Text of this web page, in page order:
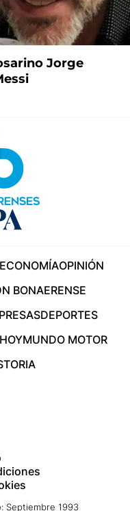
Jorge
ECONOMÍAOPINIÓN
BONAERENSE
DEPORTES
MUNDO MOTOR
Septiembre 1993